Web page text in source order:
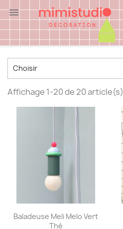

Choisir
Affichage 1-20 de 20 article(s)
Aperçu rapide
Baladeuse Meli Melo Vert
Thé